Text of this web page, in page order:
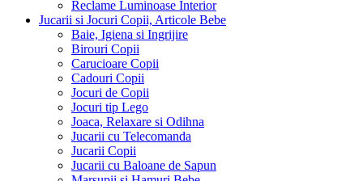
Reclame Luminoase Interior
Jucarii si Jocuri Copii, Articole Bebe
Baie, Igiena si Ingrijire
Birouri Copii
Carucioare Copii
Cadouri Copii
Jocuri de Copii
Jocuri tip Lego
Joaca, Relaxare si Odihna
Jucarii cu Telecomanda
Jucarii Copii
Jucarii cu Baloane de Sapun